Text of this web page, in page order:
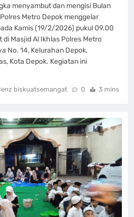
menyambut dan mengisi Bulan
Metro Depok menggelar
Kamis (19/2/2026) pukul 09.00
di Masjid Al Ikhlas Polres Metro
No. 14, Kelurahan Depok,
Kota Depok. Kegiatan ini
biskuatsemangat 0 3 mins